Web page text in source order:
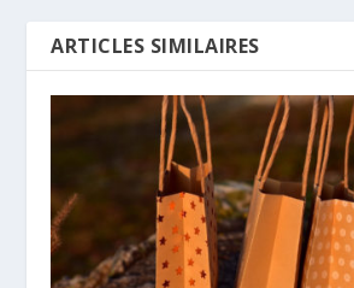
ARTICLES SIMILAIRES